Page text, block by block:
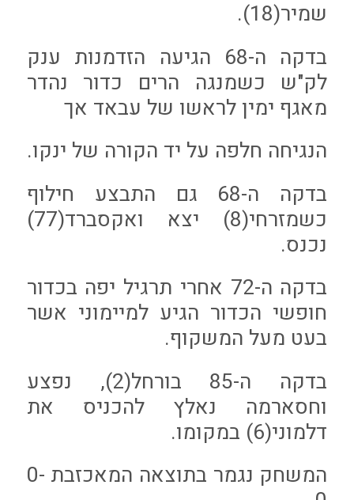
שמיר(18).
בדקה ה-68 הגיעה הזדמנות ענק
לק"ש כשמנגה הרים כדור נהדר
מאגף ימין לראשו של עבאד אך
הנגיחה חלפה על יד הקורה של ינקו.
בדקה ה-68 גם התבצע חילוף
כשמזרחי(8) יצא ואקסברד(77)
נכנס.
בדקה ה-72 אחרי תרגיל יפה בכדור
חופשי הכדור הגיע למיימוני אשר
בעט מעל המשקוף.
בדקה ה-85 בורחל(2), נפצע
וחסארמה נאלץ להכניס את
דלמוני(6) במקומו.
המשחק נגמר בתוצאה המאכזבת 0-